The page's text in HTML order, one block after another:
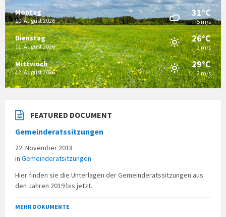
Montag
10. August 2026
31°C
5 m/s
Dienstag
11. August 2026
26°C
2 m/s
Mittwoch
12. August 2026
29°C
2 m/s
FEATURED DOCUMENT
Gemeinderatssitzungen
22. November 2018
in Gemeinderatsitzungen
Hier finden sie die Unterlagen der Gemeinderatssitzungen aus
den Jahren 2019 bis jetzt.
MEHR DOKUMENTE